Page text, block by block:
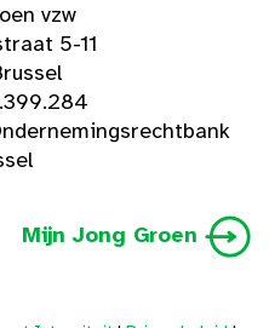
vzw
5-11
Mijn Jong Groen